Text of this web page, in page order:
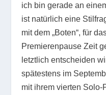
ich bin gerade an
ist natürlich eine
mit dem „Boten“, für
Premierenpause Zeit
letztlich entscheiden
spätestens im
mit ihrem vierten Solo-